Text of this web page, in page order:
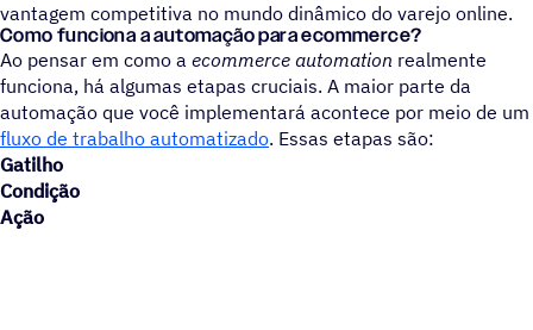
vantagem competitiva no mundo dinâmico do varejo online.
Como funciona a automação para ecommerce?
Ao pensar em como a ecommerce automation realmente
funciona, há algumas etapas cruciais. A maior parte da
automação que você implementará acontece por meio de um
fluxo de trabalho automatizado. Essas etapas são:
Gatilho
Condição
Ação